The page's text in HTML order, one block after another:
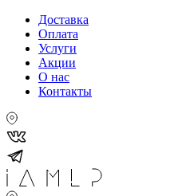
Доставка
Оплата
Услуги
Акции
О нас
Контакты